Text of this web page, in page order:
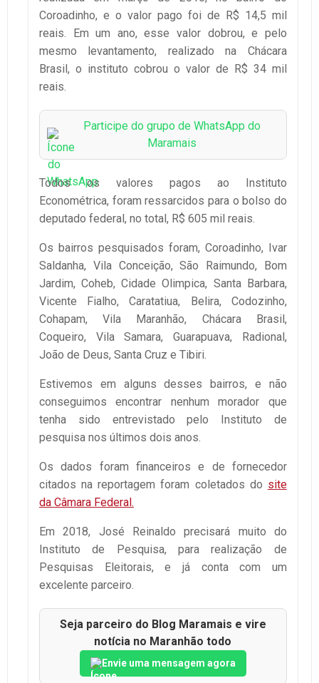
Coroadinho, e o valor pago foi de R$ 14,5 mil
reais. Em um ano, esse valor dobrou, e pelo
mesmo levantamento, realizado na Chácara
Brasil, o instituto cobrou o valor de R$ 34 mil
reais.
Participe do grupo de WhatsApp do
Maramais
Todos os valores pagos ao Instituto
Econométrica, foram ressarcidos para o bolso do
deputado federal, no total, R$ 605 mil reais.
Os bairros pesquisados foram, Coroadinho, Ivar
Saldanha, Vila Conceição, São Raimundo, Bom
Jardim, Coheb, Cidade Olimpica, Santa Barbara,
Vicente Fialho, Caratatiua, Belira, Codozinho,
Cohapam, Vila Maranhão, Chácara Brasil,
Coqueiro, Vila Samara, Guarapuava, Radional,
João de Deus, Santa Cruz e Tibiri.
Estivemos em alguns desses bairros, e não
conseguimos encontrar nenhum morador que
tenha sido entrevistado pelo Instituto de
pesquisa nos últimos dois anos.
Os dados foram financeiros e de fornecedor
citados na reportagem foram coletados do site
da Câmara Federal.
Em 2018, José Reinaldo precisará muito do
Instituto de Pesquisa, para realização de
Pesquisas Eleitorais, e já conta com um
excelente parceiro.
Seja parceiro do Blog Maramais e vire
notícia no Maranhão todo
Envie uma mensagem agora